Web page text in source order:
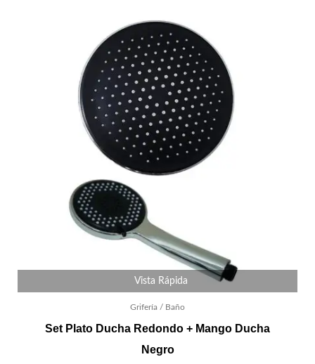
Vista Rápida
Grifería / Baño
Set Plato Ducha Redondo + Mango Ducha
Negro